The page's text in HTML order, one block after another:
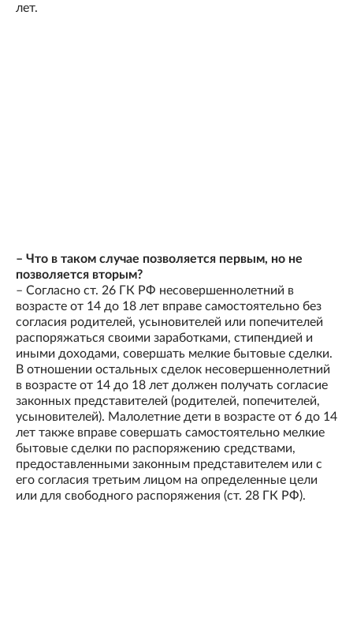
лет.
– Что в таком случае позволяется первым, но не
позволяется вторым?
– Согласно ст. 26 ГК РФ несовершеннолетний в
возрасте от 14 до 18 лет вправе самостоятельно без
согласия родителей, усыновителей или попечителей
распоряжаться своими заработками, стипендией и
иными доходами, совершать мелкие бытовые сделки.
В отношении остальных сделок несовершеннолетний
в возрасте от 14 до 18 лет должен получать согласие
законных представителей (родителей, попечителей,
усыновителей). Малолетние дети в возрасте от 6 до 14
лет также вправе совершать самостоятельно мелкие
бытовые сделки по распоряжению средствами,
предоставленными законным представителем или с
его согласия третьим лицом на определенные цели
или для свободного распоряжения (ст. 28 ГК РФ).